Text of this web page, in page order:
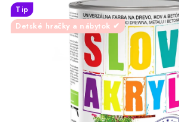
AKCIA
OBCHODNÉ PODMIENKY
HODNOTENIE OBCHODU
Tip
Detské hračky a nábytok ✔